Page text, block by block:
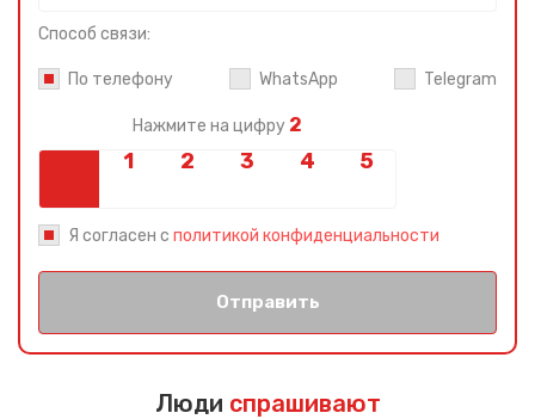
Способ связи:
По телефону WhatsApp Telegram
Нажмите на цифру 2
Я согласен с политикой конфиденциальности
Отправить
Люди спрашивают